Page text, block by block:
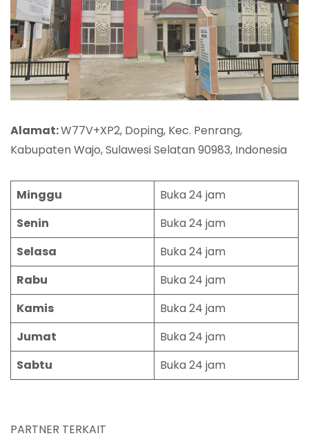
Alamat:W77V+XP2, Doping, Kec. Penrang,
Kabupaten Wajo, Sulawesi Selatan 90983, Indonesia
Minggu
Buka 24 jam
Senin
Buka 24 jam
Selasa
Buka 24 jam
Rabu
Buka 24 jam
Kamis
Buka 24 jam
Jumat
Buka 24 jam
Sabtu
Buka 24 jam
PARTNER TERKAIT